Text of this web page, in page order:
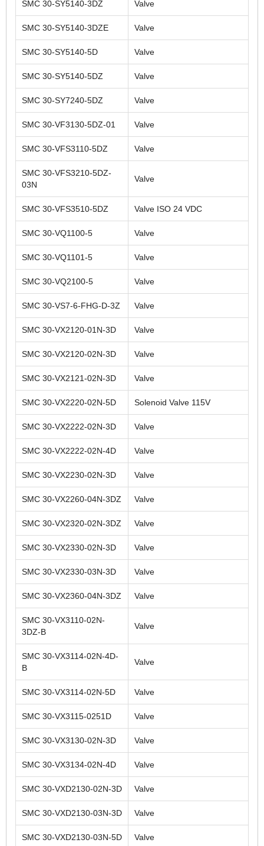
SMC 30-SY5140-3DZ Valve
SMC 30-SY5140-3DZE Valve
SMC 30-SY5140-5D Valve
SMC 30-SY5140-5DZ Valve
SMC 30-SY7240-5DZ Valve
SMC 30-VF3130-5DZ-01 Valve
SMC 30-VFS3110-5DZ Valve
SMC 30-VFS3210-5DZ-
03N
Valve
SMC 30-VFS3510-5DZ Valve ISO 24 VDC
SMC 30-VQ1100-5 Valve
SMC 30-VQ1101-5 Valve
SMC 30-VQ2100-5 Valve
SMC 30-VS7-6-FHG-D-3Z Valve
SMC 30-VX2120-01N-3D Valve
SMC 30-VX2120-02N-3D Valve
SMC 30-VX2121-02N-3D Valve
SMC 30-VX2220-02N-5D Solenoid Valve 115V
SMC 30-VX2222-02N-3D Valve
SMC 30-VX2222-02N-4D Valve
SMC 30-VX2230-02N-3D Valve
SMC 30-VX2260-04N-3DZ Valve
SMC 30-VX2320-02N-3DZ Valve
SMC 30-VX2330-02N-3D Valve
SMC 30-VX2330-03N-3D Valve
SMC 30-VX2360-04N-3DZ Valve
SMC 30-VX3110-02N-
3DZ-B
Valve
SMC 30-VX3114-02N-4D-
B
Valve
SMC 30-VX3114-02N-5D Valve
SMC 30-VX3115-0251D Valve
SMC 30-VX3130-02N-3D Valve
SMC 30-VX3134-02N-4D Valve
SMC 30-VXD2130-02N-3D Valve
SMC 30-VXD2130-03N-3D Valve
SMC 30-VXD2130-03N-5D Valve